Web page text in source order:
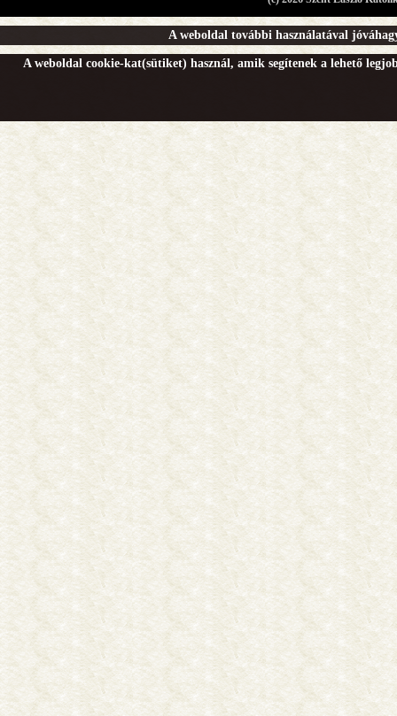
A weboldal további használatával
A weboldal cookie-kat(sütiket) használ, amik segítenek a lehető